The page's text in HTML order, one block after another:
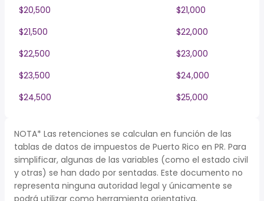
$20,500
$21,000
$21,500
$22,000
$22,500
$23,000
$23,500
$24,000
$24,500
$25,000
NOTA* Las retenciones se calculan en función de las
tablas de datos de impuestos de Puerto Rico en PR. Para
simplificar, algunas de las variables (como el estado civil
y otras) se han dado por sentadas. Este documento no
representa ninguna autoridad legal y únicamente se
podrá utilizar como herramienta orientativa.